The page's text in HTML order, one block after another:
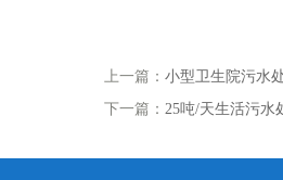
上一篇： 小型卫生院污水
下一篇： 25吨/天生活污水